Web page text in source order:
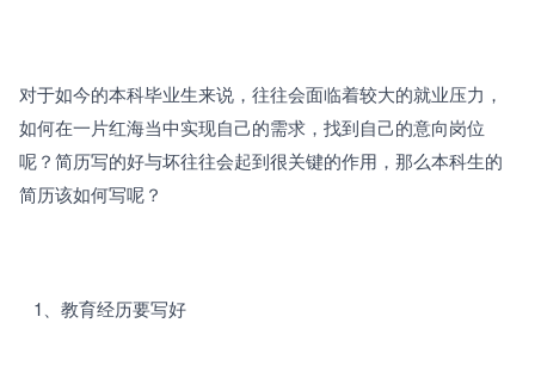
对于如今的本科毕业生来说，往往会面临着较大的就业压力，
如何在一片红海当中实现自己的需求，找到自己的意向岗位
呢？简历写的好与坏往往会起到很关键的作用，那么本科生的
简历该如何写呢？
   1、
教育经历要写好